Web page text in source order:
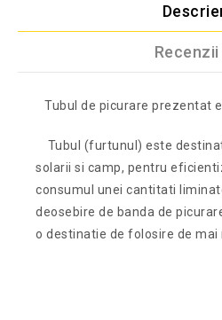
Recenzii
Tubul de picurare prezentat
Tubul (furtunul) este
solarii si camp, pentru
consumul unei cantitati
deosebire de banda de
o destinatie de folosire de mai